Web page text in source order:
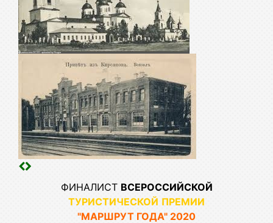
ФИНАЛИСТ ВСЕРОССИЙСКОЙ
ТУРИСТИЧЕСКОЙ ПРЕМИИ
"МАРШРУТ ГОДА" 2020